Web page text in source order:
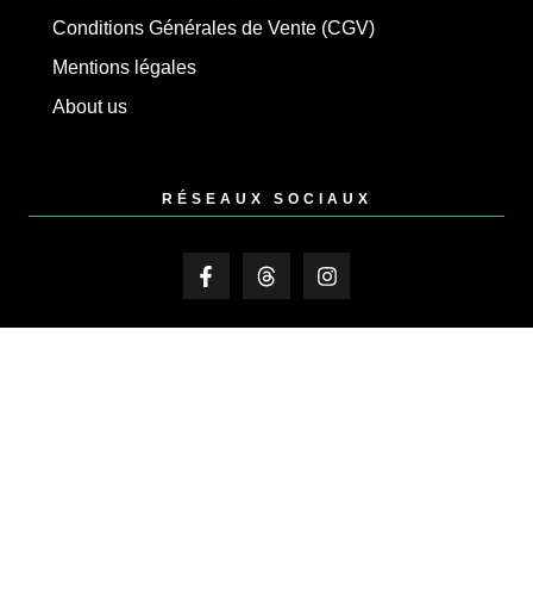
Conditions Générales de Vente (CGV)
Mentions légales
About us
RÉSEAUX SOCIAUX